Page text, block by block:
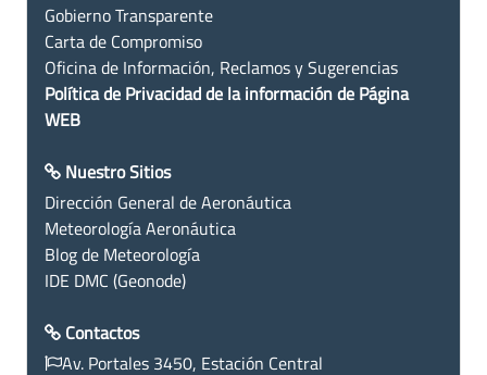
Gobierno Transparente
Carta de Compromiso
Oficina de Información, Reclamos y Sugerencias
Política de Privacidad de la información de Página
WEB
Nuestro Sitios
Dirección General de Aeronáutica
Meteorología Aeronáutica
Blog de Meteorología
IDE DMC (Geonode)
Contactos
Av. Portales 3450, Estación Central